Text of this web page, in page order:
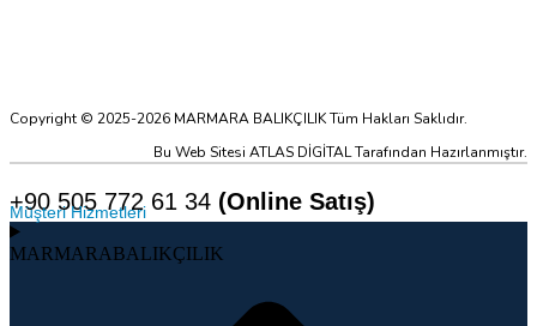
Copyright © 2025-2026 MARMARA BALIKÇILIK Tüm Hakları Saklıdır.
Bu Web Sitesi ATLAS DİGİTAL Tarafından Hazırlanmıştır.
+90 505 772 61 34 (Online Satış)
Müşteri Hizmetleri
MARMARABALIKÇILIK